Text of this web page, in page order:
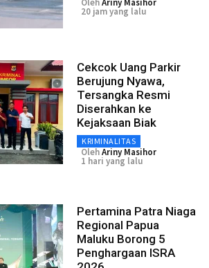
OlehAriny Masihor
20 jam yang lalu
Cekcok Uang Parkir
Berujung Nyawa,
Tersangka Resmi
Diserahkan ke
Kejaksaan Biak
KRIMINALITAS
OlehAriny Masihor
1 hari yang lalu
Pertamina Patra Niaga
Regional Papua
Maluku Borong 5
Penghargaan ISRA